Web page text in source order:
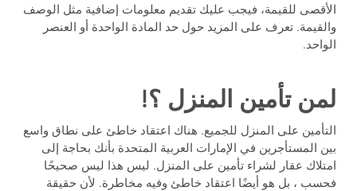
الأقصى للقيمة، فيجب عليك تقديم معلومات إضافية مثل الوصف
والقيمة. تعرف على المزيد حول حد المادة الواحدة أو العنصر
الواحد.
لمن تأمين المنزل ؟!
التأمين على المنزل للجميع. هناك اعتقاد خاطئ على نطاق واسع
بين المستأجرين في الإمارات العربية المتحدة بأنك بحاجة إلى
امتلاك عقار لشراء تأمين على المنزل. ليس هذا ليس صحيحًا
فحسب ، بل هو أيضًا اعتقاد خاطئ وفيه مخاطرة. لأن حقيقة